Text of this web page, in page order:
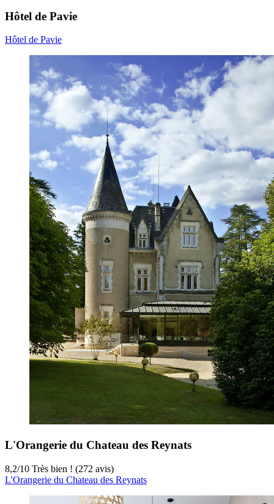
Hôtel de Pavie
Hôtel de Pavie
L'Orangerie du Chateau des Reynats
8,2/10 Très bien ! (272 avis)
L'Orangerie du Chateau des Reynats